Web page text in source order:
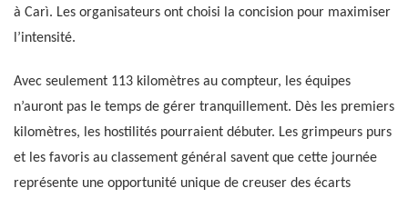
à Carì. Les organisateurs ont choisi la concision pour maximiser
l’intensité.
Avec seulement 113 kilomètres au compteur, les équipes
n’auront pas le temps de gérer tranquillement. Dès les premiers
kilomètres, les hostilités pourraient débuter. Les grimpeurs purs
et les favoris au classement général savent que cette journée
représente une opportunité unique de creuser des écarts